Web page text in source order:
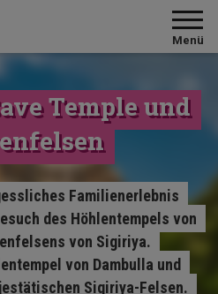
Menü
Temple und
Familienerlebnis
des Höhlentempels von
von Sigiriya.
von Dambulla und
Sigiriya-Felsen.